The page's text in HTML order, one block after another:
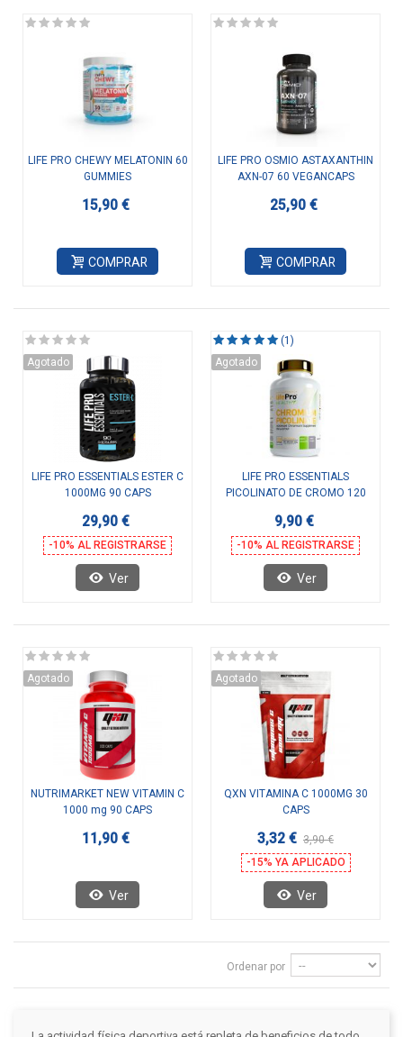
LIFE PRO CHEWY MELATONIN 60
GUMMIES
15,90 €
COMPRAR
LIFE PRO OSMIO ASTAXANTHIN
AXN-07 60 VEGANCAPS
25,90 €
COMPRAR
Agotado
LIFE PRO ESSENTIALS ESTER C
1000MG 90 CAPS
29,90 €
-10% AL REGISTRARSE
Ver
(1)
Agotado
LIFE PRO ESSENTIALS
PICOLINATO DE CROMO 120
9,90 €
-10% AL REGISTRARSE
Ver
Agotado
NUTRIMARKET NEW VITAMIN C
1000 mg 90 CAPS
11,90 €
Ver
Agotado
QXN VITAMINA C 1000MG 30
CAPS
3,32 € 3,90 €
-15% YA APLICADO
Ver
Ordenar por